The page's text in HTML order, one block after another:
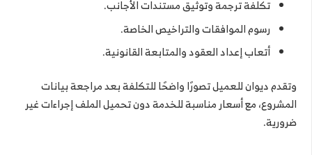
تكلفة ترجمة وتوثيق مستندات الأجانب.
رسوم الموافقات والتراخيص الخاصة.
أتعاب إعداد العقود والمتابعة القانونية.
وتقدم ديوان للعميل تصورًا واضحًا للتكلفة بعد مراجعة بيانات
المشروع، مع أسعار مناسبة للخدمة دون تحميل الملف إجراءات غير
ضرورية.